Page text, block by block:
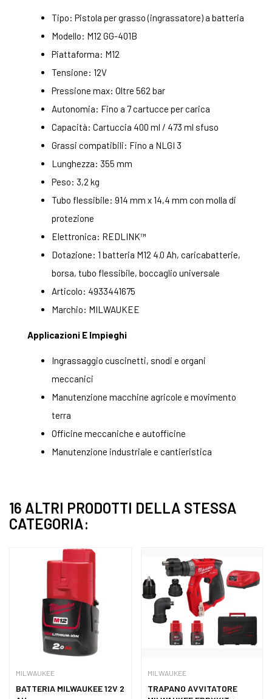
Tipo: Pistola per grasso (ingrassatore) a batteria
Modello: M12 GG-401B
Piattaforma: M12
Tensione: 12V
Pressione max: Oltre 562 bar
Autonomia: Fino a 7 cartucce per carica
Capacità: Cartuccia 400 ml / 473 ml sfuso
Grassi compatibili: Fino a NLGI 3
Lunghezza: 355 mm
Peso: 3,2 kg
Tubo flessibile: 914 mm x 14,4 mm con molla di
protezione
Elettronica: REDLINK™
Dotazione: 1 batteria M12 4.0 Ah, caricabatterie,
borsa, tubo flessibile, boccaglio universale
Articolo: 4933441675
Marchio: MILWAUKEE
Applicazioni E Impieghi
Ingrassaggio cuscinetti, snodi e organi
meccanici
Manutenzione macchine agricole e movimento
terra
Officine meccaniche e autofficine
Manutenzione industriale e cantieristica
16 ALTRI PRODOTTI DELLA STESSA
CATEGORIA:
MILWAUKEE
BATTERIA MILWAUKEE 12V 2
MILWAUKEE
TRAPANO AVVITATORE